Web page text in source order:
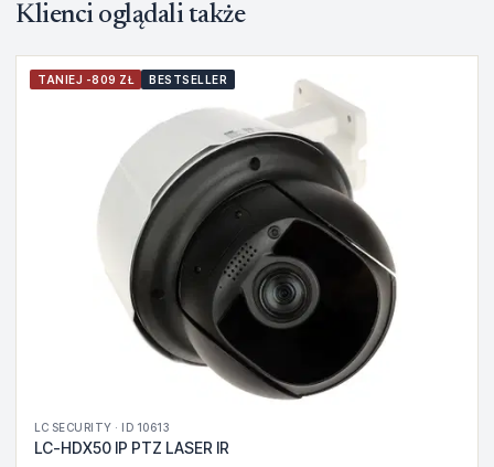
Klienci oglądali także
TANIEJ -809 ZŁ BESTSELLER
LC SECURITY · ID 10613
LC-HDX50 IP PTZ LASER IR